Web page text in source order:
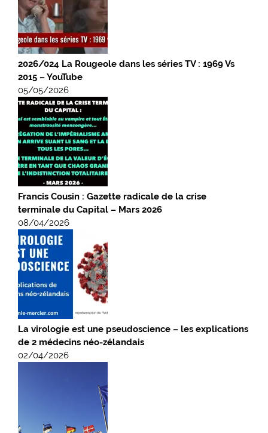
2026/024 La Rougeole dans les séries TV : 1969 Vs
2015 – YouTube
05/05/2026
Francis Cousin : Gazette radicale de la crise
terminale du Capital – Mars 2026
08/04/2026
La virologie est une pseudoscience – les explications
de 2 médecins néo-zélandais
02/04/2026